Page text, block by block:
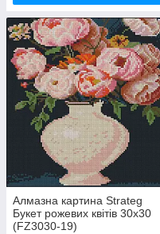
Алмазна картина Strateg
Букет рожевих квітів 30х30
(FZ3030-19)